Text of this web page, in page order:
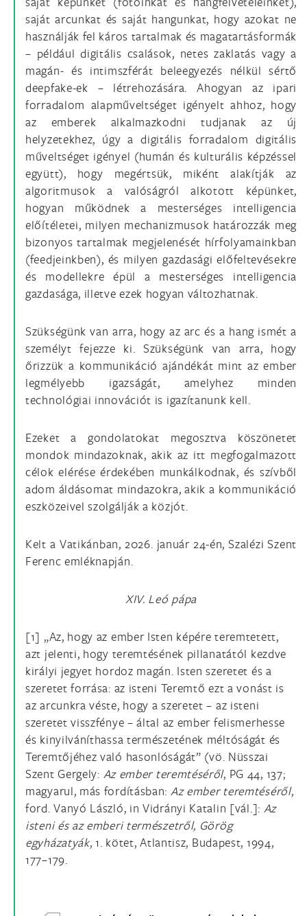
saját arcunkat és saját hangunkat, hogy azokat ne
használják fel káros tartalmak és magatartásformák
– például digitális csalások, netes zaklatás vagy a
magán- és intimszférát beleegyezés nélkül sértő
deepfake-ek – létrehozására. Ahogyan az ipari
forradalom alapműveltséget igényelt ahhoz, hogy
az emberek alkalmazkodni tudjanak az új
helyzetekhez, úgy a digitális forradalom digitális
műveltséget igényel (humán és kulturális képzéssel
együtt), hogy megértsük, miként alakítják az
algoritmusok a valóságról alkotott képünket,
hogyan működnek a mesterséges intelligencia
előítéletei, milyen mechanizmusok határozzák meg
bizonyos tartalmak megjelenését hírfolyamainkban
(feedjeinkben), és milyen gazdasági előfeltevésekre
és modellekre épül a mesterséges intelligencia
gazdasága, illetve ezek hogyan változhatnak.
Szükségünk van arra, hogy az arc és a hang ismét a
személyt fejezze ki. Szükségünk van arra, hogy
őrizzük a kommunikáció ajándékát mint az ember
legmélyebb igazságát, amelyhez minden
technológiai innovációt is igazítanunk kell.
Ezeket a gondolatokat megosztva köszönetet
mondok mindazoknak, akik az itt megfogalmazott
célok elérése érdekében munkálkodnak, és szívből
adom áldásomat mindazokra, akik a kommunikáció
eszközeivel szolgálják a közjót.
Kelt a Vatikánban, 2026. január 24-én, Szalézi Szent
Ferenc emléknapján.
XIV. Leó pápa
[1] „Az, hogy az ember Isten képére teremtetett,
azt jelenti, hogy teremtésének pillanatától kezdve
királyi jegyet hordoz magán. Isten szeretet és a
szeretet forrása: az isteni Teremtő ezt a vonást is
az arcunkra véste, hogy a szeretet – az isteni
szeretet visszfénye – által az ember felismerhesse
és kinyilváníthassa természetének méltóságát és
Teremtőjéhez való hasonlóságát” (vö. Nüsszai
Szent Gergely: Az ember teremtéséről, PG 44, 137;
magyarul, más fordításban: Az ember teremtéséről,
ford. Vanyó László, in Vidrányi Katalin [vál.]: Az
isteni és az emberi természetről, Görög
egyházatyák, 1. kötet, Atlantisz, Budapest, 1994,
177–179.